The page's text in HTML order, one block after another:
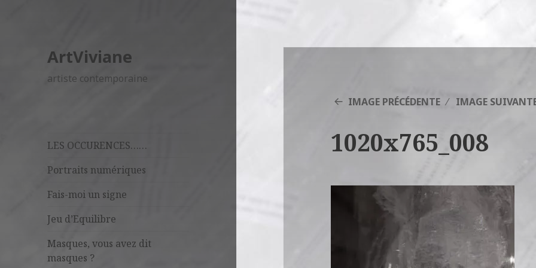
ArtViviane
artiste contemporaine
LES OCCURENCES……
Portraits numériques
Fais-moi un signe
Jeu d’Equilibre
Masques, vous avez dit
masques ?
IMAGE PRÉCÉDENTE IMAGE
1020x765_008